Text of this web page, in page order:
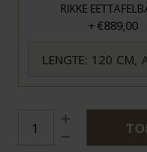
RIKKE
+ €889,00